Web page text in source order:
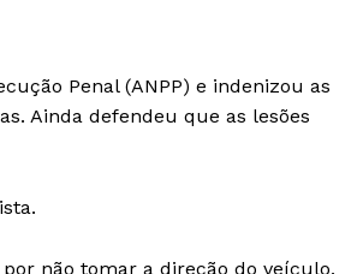
Penal (ANPP) e indenizou as
Ainda defendeu que as lesões
não tomar a direção do veículo.